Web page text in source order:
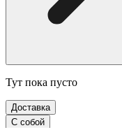
Тут пока пусто
Доставка
С собой